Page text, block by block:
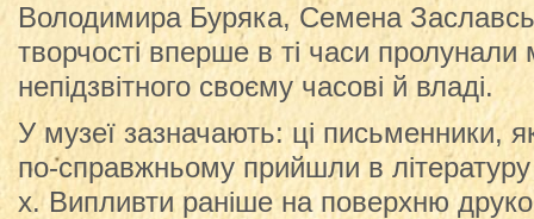
Володимира Буряка, Семена
творчості вперше в ті часи пролунали
непідзвітного своєму часові й владі.
У музеї зазначають: ці письменники,
по-справжньому прийшли в літературу
х. Випливти раніше на поверхню